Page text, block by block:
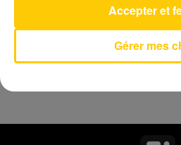
Gérer mes
Accepter et